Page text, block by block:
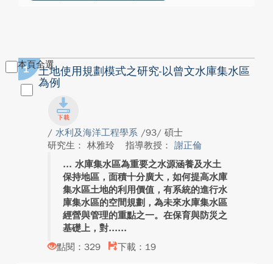
本頁全選
1
土地使用規劃模式之研究-以曾文水庫集水區
為例
/ 水利及海洋工程學系 /93/ 碩士
研究生： 林雅玲
指導教授： 謝正倫
水庫集水區為重要之水源涵養及水土
保持地區，面積十分廣大，如何提高水庫
集水區土地的利用價值，有系統的進行水
庫集水區的空間規劃，為未來水庫集水區
經營與管理的重點之一。在保育與防災之
基礎上，對...
點閱：329
下載：19